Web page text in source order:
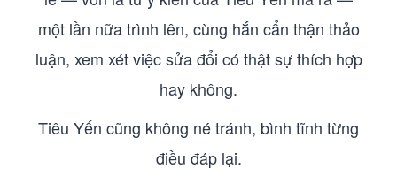
một lần nữa trình lên, cùng hắn cẩn thận thảo
luận, xem xét việc sửa đổi có thật sự thích hợp
hay không.
Tiêu Yến cũng không né tránh, bình tĩnh từng
điều đáp lại.